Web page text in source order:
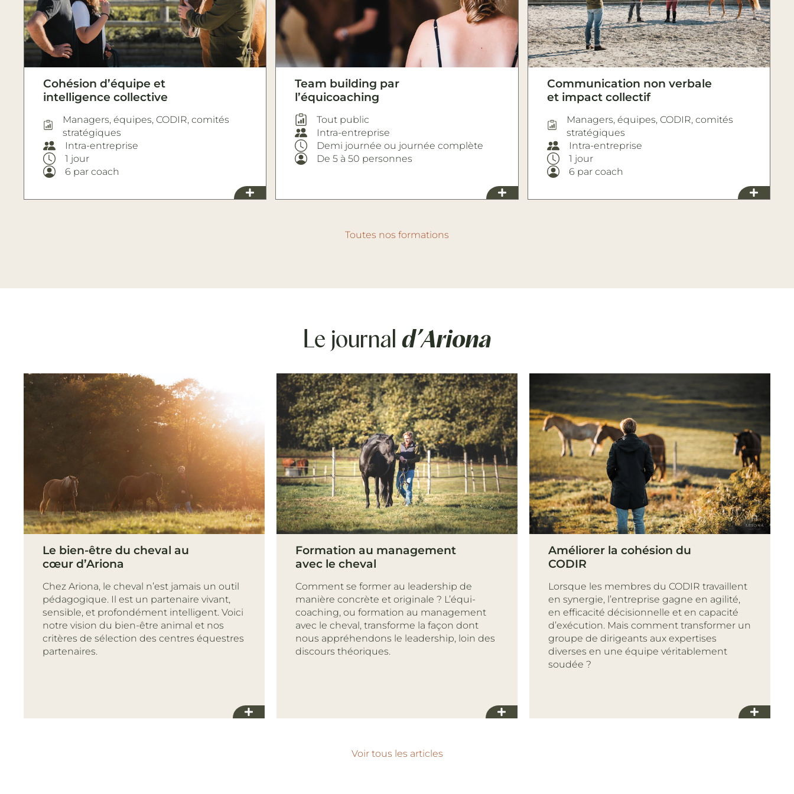
Cohésion d’équipe et
intelligence collective
Managers, équipes, CODIR, comités
stratégiques
Intra-entreprise
1 jour
6 par coach
Team building par
l’équicoaching
Tout public
Intra-entreprise
Demi journée ou journée complète
De 5 à 50 personnes
Communication non verbale
et impact collectif
Managers, équipes, CODIR, comités
stratégiques
Intra-entreprise
1 jour
6 par coach
Toutes nos formations
Le journal d’Ariona
Le bien-être du cheval au
cœur d’Ariona
Chez Ariona, le cheval n’est jamais un outil
pédagogique. Il est un partenaire vivant,
sensible, et profondément intelligent. Voici
notre vision du bien-être animal et nos
critères de sélection des centres équestres
partenaires.
Formation au management
avec le cheval
Comment se former au leadership de
manière concrète et originale ? L’équi-
coaching, ou formation au management
avec le cheval, transforme la façon dont
nous appréhendons le leadership, loin des
discours théoriques.
Améliorer la cohésion du
CODIR
Lorsque les membres du CODIR travaillent
en synergie, l’entreprise gagne en agilité,
en efficacité décisionnelle et en capacité
d’exécution. Mais comment transformer un
groupe de dirigeants aux expertises
diverses en une équipe véritablement
soudée ?
Voir tous les articles